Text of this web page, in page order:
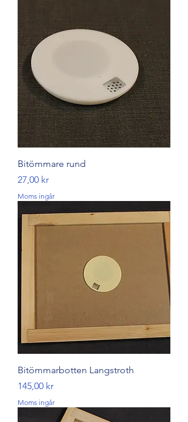
Bitömmare rund
Pris
27,00 kr
Moms ingår
Bitömmarbotten Langstroth
Pris
145,00 kr
Moms ingår